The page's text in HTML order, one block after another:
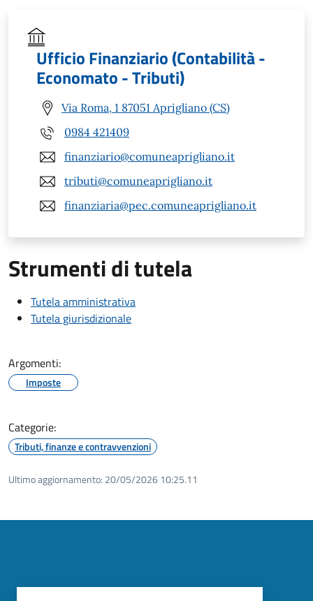
Ufficio Finanziario (Contabilità -
Economato - Tributi)
Via Roma, 1 87051 Aprigliano (CS)
0984 421409
finanziario@comuneaprigliano.it
tributi@comuneaprigliano.it
finanziaria@pec.comuneaprigliano.it
Strumenti di tutela
Tutela amministrativa
Tutela giurisdizionale
Argomenti:
Imposte
Categorie:
Tributi, finanze e contravvenzioni
Ultimo aggiornamento: 20/05/2026 10:25.11